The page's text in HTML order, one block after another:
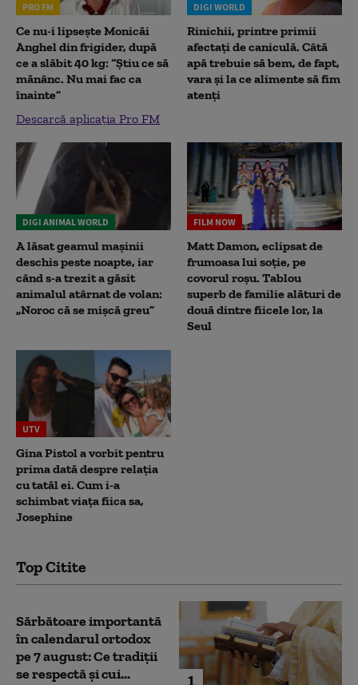
PRO FM
Ce nu-i lipsește Monicăi
Anghel din frigider, după
ce a slăbit 40 kg: “Știu ce să
mănânc. Nu mai fac ca
înainte”
Descarcă aplicația Pro FM
DIGI WORLD
Rinichii, printre primii
afectați de caniculă. Câtă
apă trebuie să bem, de fapt,
vara și la ce alimente să fim
atenți
DIGI ANIMAL WORLD
A lăsat geamul mașinii
deschis peste noapte, iar
când s-a trezit a găsit
animalul atârnat de volan:
„Noroc că se mișcă greu”
FILM NOW
Matt Damon, eclipsat de
frumoasa lui soție, pe
covorul roșu. Tablou
superb de familie alături de
două dintre fiicele lor, la
Seul
UTV
Gina Pistol a vorbit pentru
prima dată despre relația
cu tatăl ei. Cum i-a
schimbat viața fiica sa,
Josephine
Top Citite
1
Sărbătoare importantă
în calendarul ortodox
pe 7 august: Ce tradiții
se respectă și cui...